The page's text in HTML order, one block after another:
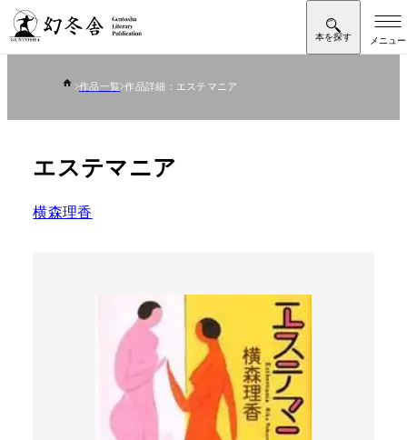
作品一覧 作品詳細：エステマニア
エステマニア
横森理香